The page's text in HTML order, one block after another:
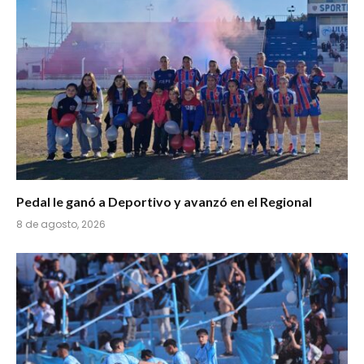
Pedal le ganó a Deportivo y avanzó en el Regional
8 de agosto, 2026